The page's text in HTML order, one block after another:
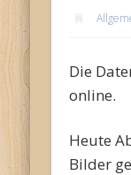
Die
online.
Heute
Bilder